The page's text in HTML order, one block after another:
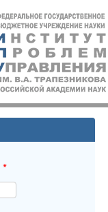
*